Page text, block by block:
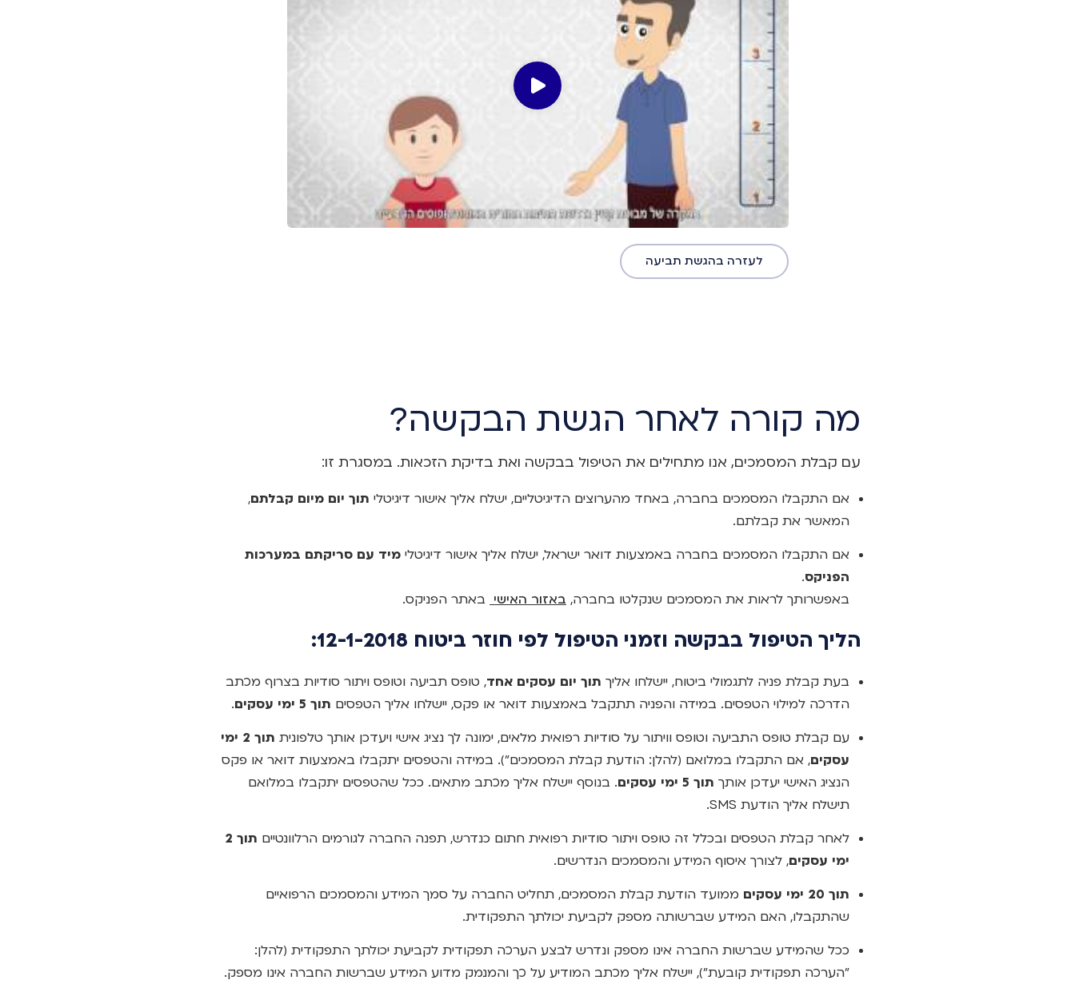
לעזרה בהגשת תביעה
מה קורה לאחר הגשת הבקשה?
עם קבלת המסמכים, אנו מתחילים את הטיפול בבקשה ואת בדיקת הזכאות. במסגרת זו:
אם התקבלו המסמכים בחברה, באחד מהערוצים הדיגיטליים, ישלח אליך אישור דיגיטלי תוך יום מיום קבלתם,
המאשר את קבלתם.
אם התקבלו המסמכים בחברה באמצעות דואר ישראל, ישלח אליך אישור דיגיטלי מיד עם סריקתם במערכות
הפניקס.
באפשרותך לראות את המסמכים שנקלטו בחברה, באזור האישי באתר הפניקס.
הליך הטיפול בבקשה וזמני הטיפול לפי חוזר ביטוח 12-1-2018:
בעת קבלת פניה לתגמולי ביטוח, יישלחו אליך תוך יום עסקים אחד, טופס תביעה וטופס ויתור סודיות בצרוף מכתב
הדרכה למילוי הטפסים. במידה והפניה תתקבל באמצעות דואר או פקס, יישלחו אליך הטפסים תוך 5 ימי עסקים
.
עם קבלת טופס התביעה וטופס וויתור על סודיות רפואית מלאים, ימונה לך נציג אישי ויעדכן אותך טלפונית
תוך 2 ימי
עסקים, אם התקבלו במלואם (להלן: הודעת קבלת המסמכים"). במידה והטפסים יתקבלו באמצעות דואר או פקס
הנציג האישי יעדכן אותך תוך 5 ימי עסקים
. בנוסף יישלח אליך מכתב מתאים. ככל שהטפסים יתקבלו במלואם
תישלח אליך הודעת SMS.
לאחר קבלת הטפסים ובכלל זה טופס ויתור סודיות רפואית חתום כנדרש, תפנה החברה לגורמים הרלוונטיים
תוך 2
ימי עסקים, לצורך איסוף המידע והמסמכים הנדרשים.
תוך 20 ימי עסקים
ממועד הודעת קבלת המסמכים, תחליט החברה על סמך המידע והמסמכים הרפואיים
שהתקבלו, האם המידע שברשותה מספק לקביעת יכולתך התפקודית.
ככל שהמידע שברשות החברה אינו מספק ונדרש לבצע הערכה תפקודית לקביעת יכולתך התפקודית (להלן:
"הערכה תפקודית קובעת"), יישלח אליך מכתב המודיע על כך והמנמק מדוע המידע שברשות החברה אינו מספק.